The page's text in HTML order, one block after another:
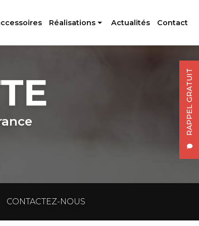
RAPPEL GRATUIT
Réalisations Actualités Contact
CONTACTEZ-NOUS